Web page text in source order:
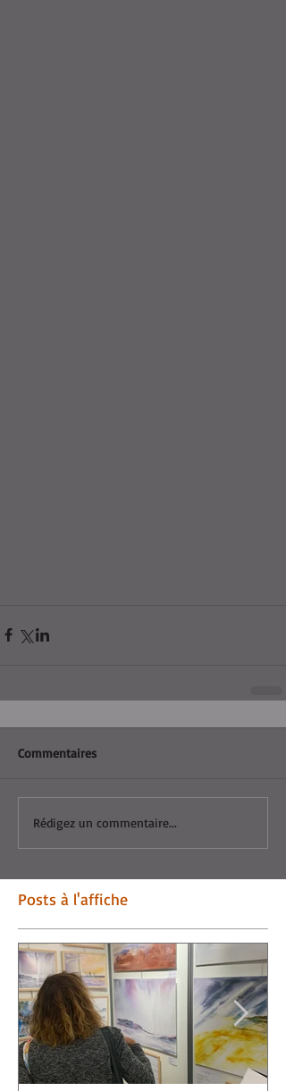
Commentaires
Rédigez un commentaire...
Posts à l'affiche